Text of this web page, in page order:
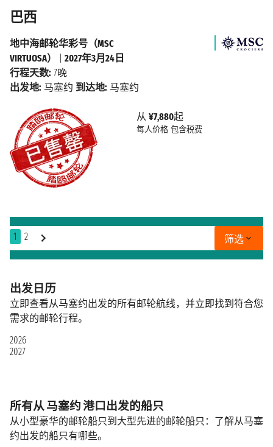
巴西
从 ¥7,880起
每人价格 包含税费
地中海邮轮华彩号（MSC
VIRTUOSA）
2027年3月24日
行程天数: 7晚
出发地: 马塞约 到达地: 马塞约
1 2 筛选
出发日历
立即查看从马塞约出发的所有邮轮航线，并立即找到符合您
需求的邮轮行程。
2026
2027
所有从 马塞约 港口出发的船只
从小型豪华的邮轮船只到大型先进的邮轮船只：了解从马塞
约出发的船只有哪些。